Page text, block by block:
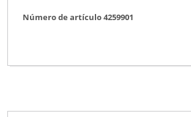
Número de artículo 4259901